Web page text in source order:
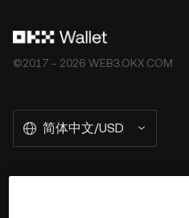
©2017 - 2026 WEB3.OKX.COM
简体中文/USD